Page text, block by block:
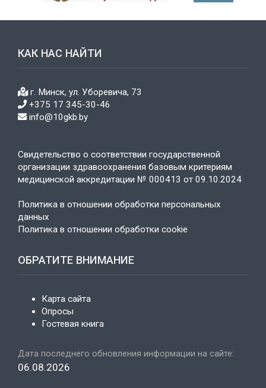
КАК НАС НАЙТИ
г. Минск, ул. Уборевича, 73
+375 17 345-30-46
info@10gkb.by
Свидетельство о соответствии государственной
организации здравоохранения базовым критериям
медицинской аккредитации № 000413 от 09.10.2024
Политика в отношении обработки персональных
данных
Политика в отношении обработки cookie
ОБРАТИТЕ ВНИМАНИЕ
Карта сайта
Опросы
Гостевая книга
Дата последнего обновления информации на сайте:
06.08.2026